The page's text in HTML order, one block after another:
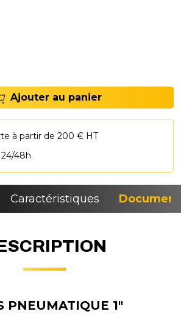
agricoles et génie civil. Avec
Ajouter au panier
à partir de 200 € HT
48h
Caractéristiques
PNEUMATIQUE 1"